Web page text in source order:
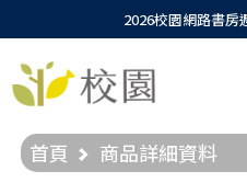
2026校園網路書房
首頁 商品詳細資料